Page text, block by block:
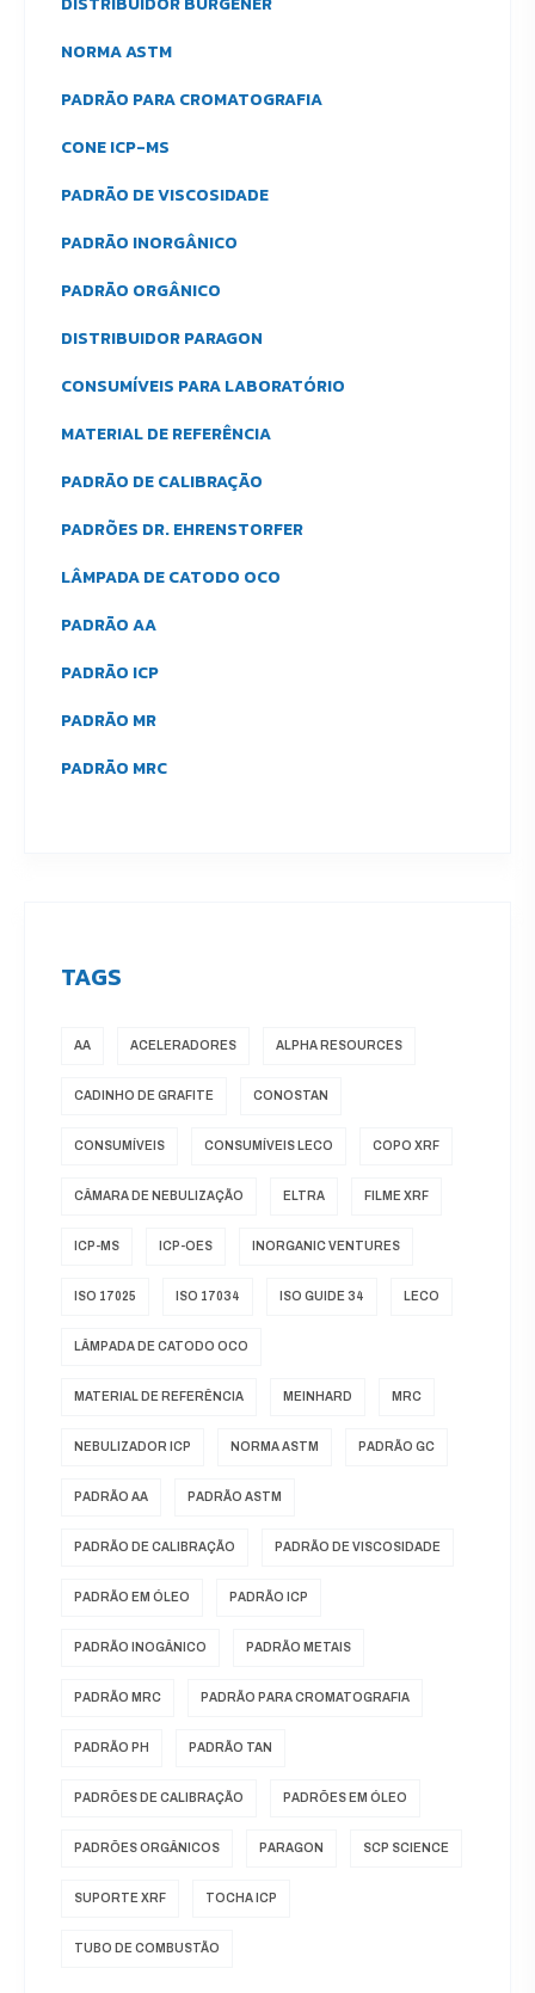
NORMA ASTM
PADRÃO PARA CROMATOGRAFIA
CONE ICP-MS
PADRÃO DE VISCOSIDADE
PADRÃO INORGÂNICO
PADRÃO ORGÂNICO
DISTRIBUIDOR PARAGON
CONSUMÍVEIS PARA LABORATÓRIO
MATERIAL DE REFERÊNCIA
PADRÃO DE CALIBRAÇÃO
PADRÕES DR. EHRENSTORFER
LÂMPADA DE CATODO OCO
PADRÃO AA
PADRÃO ICP
PADRÃO MR
PADRÃO MRC
TAGS
AA ACELERADORES ALPHA RESOURCES
CADINHO DE GRAFITE CONOSTAN
CONSUMÍVEIS CONSUMÍVEIS LECO COPO XRF
CÂMARA DE NEBULIZAÇÃO ELTRA FILME XRF
ICP-MS ICP-OES INORGANIC VENTURES
ISO 17025 ISO 17034 ISO GUIDE 34 LECO
LÂMPADA DE CATODO OCO
MATERIAL DE REFERÊNCIA MEINHARD MRC
NEBULIZADOR ICP NORMA ASTM PADRÃO GC
PADRÃO AA PADRÃO ASTM
PADRÃO DE CALIBRAÇÃO PADRÃO DE VISCOSIDADE
PADRÃO EM ÓLEO PADRÃO ICP
PADRÃO INOGÂNICO PADRÃO METAIS
PADRÃO MRC PADRÃO PARA CROMATOGRAFIA
PADRÃO PH PADRÃO TAN
PADRÕES DE CALIBRAÇÃO PADRÕES EM ÓLEO
PADRÕES ORGÂNICOS PARAGON SCP SCIENCE
SUPORTE XRF TOCHA ICP
TUBO DE COMBUSTÃO